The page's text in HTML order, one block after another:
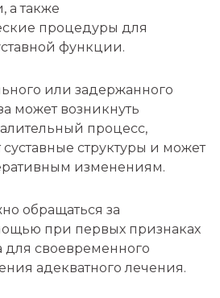
а также
процедуры для
функции.
или задержанного
может возникнуть
процесс,
структуры и может
изменениям.
обращаться за
при первых признаках
для своевременного
адекватного лечения.